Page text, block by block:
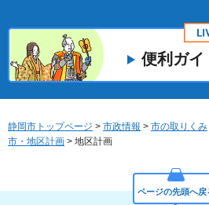
便利ガイ
静岡市トップページ > 市政情報 > 市の取りくみ
市・地区計画 > 地区計画
ページの先頭へ戻